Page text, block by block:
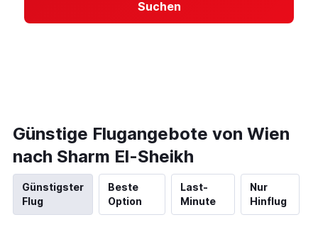
Suchen
Günstige Flugangebote von Wien
nach Sharm El-Sheikh
Günstigster
Flug
Beste
Option
Last-
Minute
Nur
Hinflug